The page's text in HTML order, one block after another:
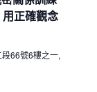
正確觀念
66號6樓之一,